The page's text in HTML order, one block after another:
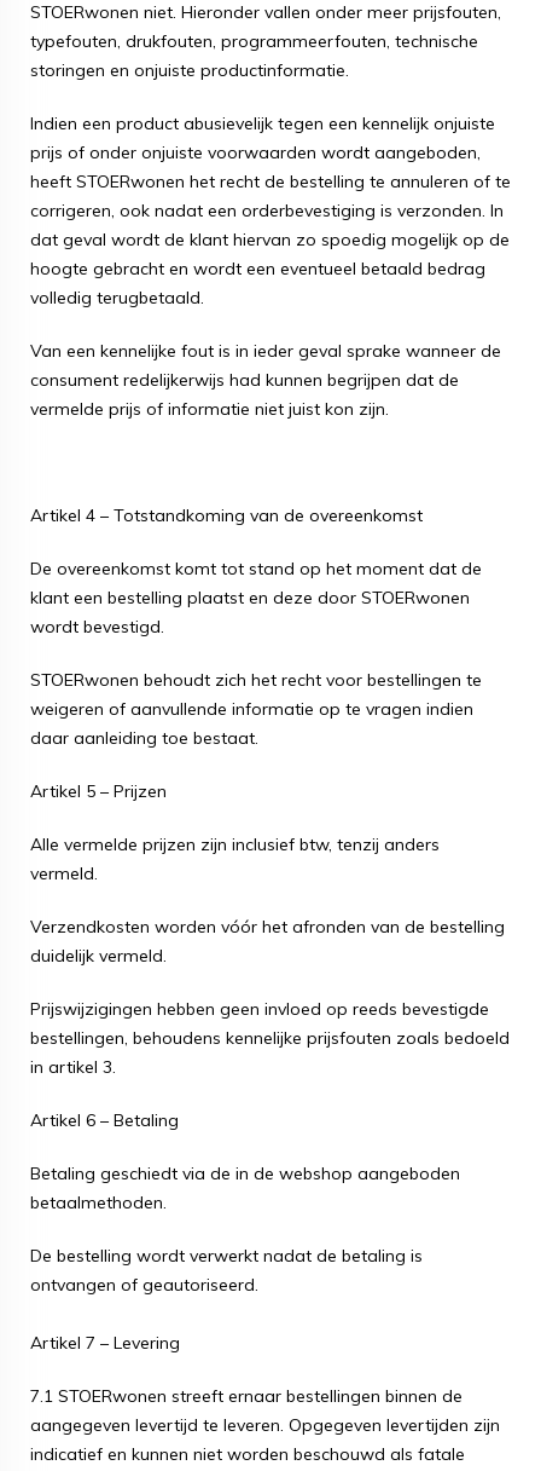
STOERwonen niet. Hieronder vallen onder meer prijsfouten,
typefouten, drukfouten, programmeerfouten, technische
storingen en onjuiste productinformatie.
Indien een product abusievelijk tegen een kennelijk onjuiste
prijs of onder onjuiste voorwaarden wordt aangeboden,
heeft STOERwonen het recht de bestelling te annuleren of te
corrigeren, ook nadat een orderbevestiging is verzonden. In
dat geval wordt de klant hiervan zo spoedig mogelijk op de
hoogte gebracht en wordt een eventueel betaald bedrag
volledig terugbetaald.
Van een kennelijke fout is in ieder geval sprake wanneer de
consument redelijkerwijs had kunnen begrijpen dat de
vermelde prijs of informatie niet juist kon zijn.
Artikel 4 – Totstandkoming van de overeenkomst
De overeenkomst komt tot stand op het moment dat de
klant een bestelling plaatst en deze door STOERwonen
wordt bevestigd.
STOERwonen behoudt zich het recht voor bestellingen te
weigeren of aanvullende informatie op te vragen indien
daar aanleiding toe bestaat.
Artikel 5 – Prijzen
Alle vermelde prijzen zijn inclusief btw, tenzij anders
vermeld.
Verzendkosten worden vóór het afronden van de bestelling
duidelijk vermeld.
Prijswijzigingen hebben geen invloed op reeds bevestigde
bestellingen, behoudens kennelijke prijsfouten zoals bedoeld
in artikel 3.
Artikel 6 – Betaling
Betaling geschiedt via de in de webshop aangeboden
betaalmethoden.
De bestelling wordt verwerkt nadat de betaling is
ontvangen of geautoriseerd.
Artikel 7 – Levering
7.1 STOERwonen streeft ernaar bestellingen binnen de
aangegeven levertijd te leveren. Opgegeven levertijden zijn
indicatief en kunnen niet worden beschouwd als fatale